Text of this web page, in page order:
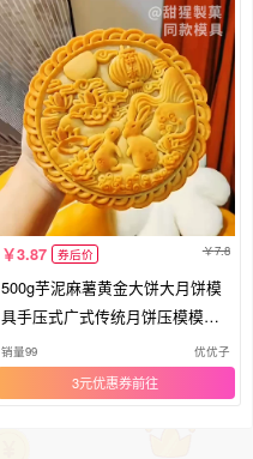
3.87 券后价 7.8
500g芋泥麻薯黄金大饼大月饼模
具手压式广式传统月饼压模模型
印具
销量99 优优子
3元优惠券